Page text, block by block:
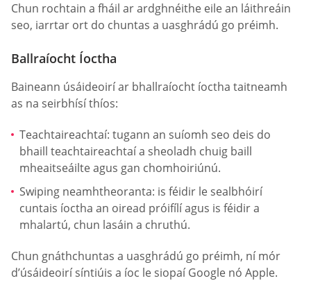
Chun rochtain a fháil ar ardghnéithe eile an láithreáin
seo, iarrtar ort do chuntas a uasghrádú go préimh.
Ballraíocht Íoctha
Baineann úsáideoirí ar bhallraíocht íoctha taitneamh
as na seirbhísí thíos:
Teachtaireachtaí: tugann an suíomh seo deis do
bhaill teachtaireachtaí a sheoladh chuig baill
mheaitseáilte agus gan chomhoiriúnú.
Swiping neamhtheoranta: is féidir le sealbhóirí
cuntais íoctha an oiread próifílí agus is féidir a
mhalartú, chun lasáin a chruthú.
Chun gnáthchuntas a uasghrádú go préimh, ní mór
d’úsáideoirí síntiúis a íoc le siopaí Google nó Apple.